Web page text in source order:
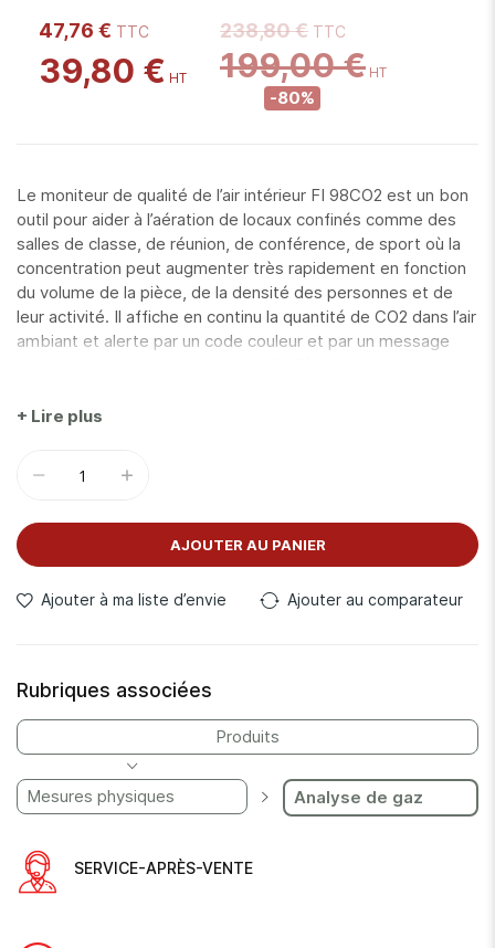
47,76 €
39,80 €
238,80 €
199,00 €
-80%
Le moniteur de qualité de l’air intérieur FI 98CO2 est un bon
outil pour aider à l’aération de locaux confinés comme des
salles de classe, de réunion, de conférence, de sport où la
concentration peut augmenter très rapidement en fonction
du volume de la pièce, de la densité des personnes et de
leur activité. Il affiche en continu la quantité de CO2 dans l’air
ambiant et alerte par un code couleur et par un message
pièce ! Le FI 98CO2 intègre en plus les mesures de
Discret avec sa forme moderne et épurée, son installation
un bureau que fixé sur un mur.
+ Lire plus
AJOUTER AU PANIER
Ajouter à ma liste d’envie Ajouter au comparateur
Rubriques associées
Produits
Mesures physiques Analyse de gaz
SERVICE-APRÈS-VENTE